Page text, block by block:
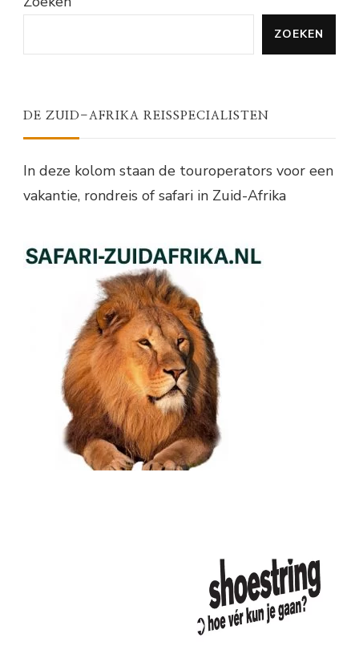
ZOEKEN
DE ZUID-AFRIKA REISSPECIALISTEN
In deze kolom staan de touroperators voor een
vakantie, rondreis of safari in Zuid-Afrika